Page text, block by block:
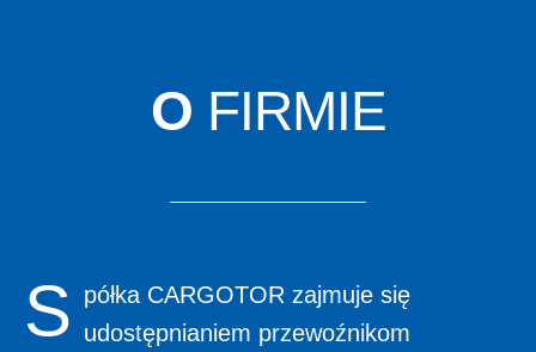
O FIRMIE
S półka CARGOTOR zajmuje się
udostępnianiem przewoźnikom